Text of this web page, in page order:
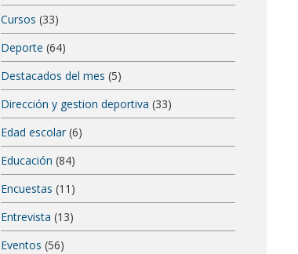
Cursos (33)
Deporte (64)
Destacados del mes (5)
Dirección y gestion deportiva (33)
Edad escolar(6)
Educación (84)
Encuestas (11)
Entrevista (13)
Eventos (56)